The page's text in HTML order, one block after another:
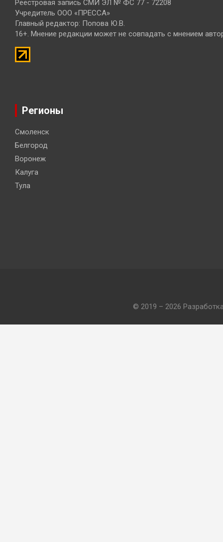
Реестровая запись СМИ ЭЛ № ФС 77 - 72208
Учредитель ООО «ПРЕССА»
Главный редактор: Попова Ю.В.
16+. Мнение редакции может не совпадать с мнением
Регионы
Смоленск
Белгород
Воронеж
Калуга
Тула
© 2019 – 2026